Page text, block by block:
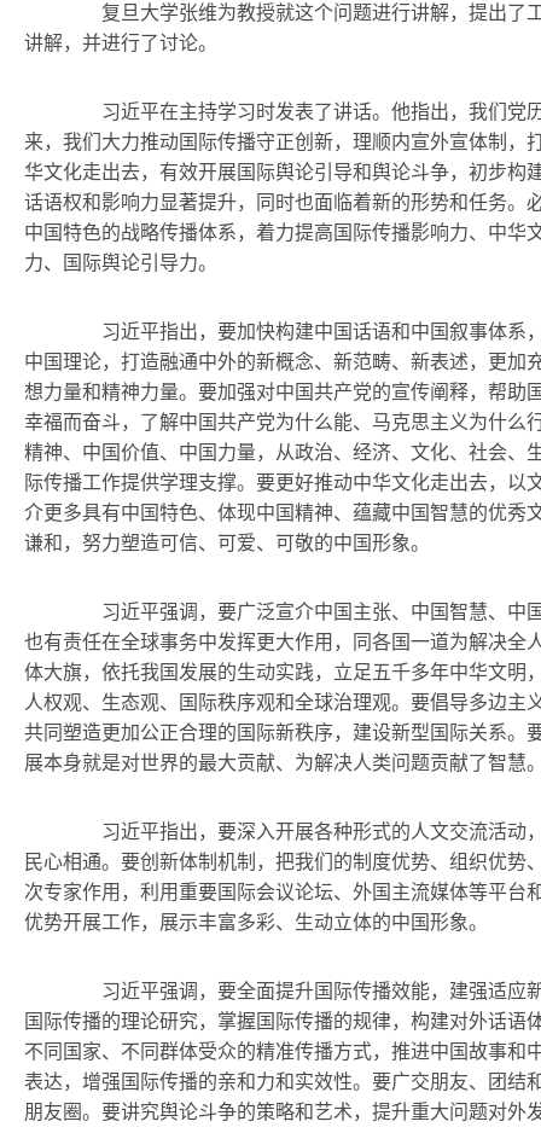
复旦大学张维为教授就这个问题进行讲解，提出了
讲解，并进行了讨论。
习近平在主持学习时发表了讲话。他指出，我们党
来，我们大力推动国际传播守正创新，理顺内宣外宣体制，
华文化走出去，有效开展国际舆论引导和舆论斗争，初步构
话语权和影响力显著提升，同时也面临着新的形势和任务。
中国特色的战略传播体系，着力提高国际传播影响力、中华
力、国际舆论引导力。
习近平指出，要加快构建中国话语和中国叙事体系
中国理论，打造融通中外的新概念、新范畴、新表述，更加
想力量和精神力量。要加强对中国共产党的宣传阐释，帮助
幸福而奋斗，了解中国共产党为什么能、马克思主义为什么
精神、中国价值、中国力量，从政治、经济、文化、社会、
际传播工作提供学理支撑。要更好推动中华文化走出去，以
介更多具有中国特色、体现中国精神、蕴藏中国智慧的优秀
谦和，努力塑造可信、可爱、可敬的中国形象。
习近平强调，要广泛宣介中国主张、中国智慧、中
也有责任在全球事务中发挥更大作用，同各国一道为解决全
体大旗，依托我国发展的生动实践，立足五千多年中华文明
人权观、生态观、国际秩序观和全球治理观。要倡导多边主
共同塑造更加公正合理的国际新秩序，建设新型国际关系。
展本身就是对世界的最大贡献、为解决人类问题贡献了智慧
习近平指出，要深入开展各种形式的人文交流活动
民心相通。要创新体制机制，把我们的制度优势、组织优势
次专家作用，利用重要国际会议论坛、外国主流媒体等平台
优势开展工作，展示丰富多彩、生动立体的中国形象。
习近平强调，要全面提升国际传播效能，建强适应
国际传播的理论研究，掌握国际传播的规律，构建对外话语
不同国家、不同群体受众的精准传播方式，推进中国故事和
表达，增强国际传播的亲和力和实效性。要广交朋友、团结
朋友圈。要讲究舆论斗争的策略和艺术，提升重大问题对外